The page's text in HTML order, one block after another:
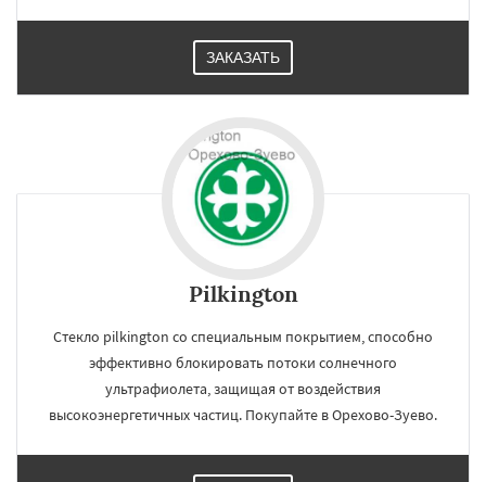
×
ЗАКАЗАТЬ
Pilkington
Стекло pilkington со специальным покрытием, способно
эффективно блокировать потоки солнечного
ультрафиолета, защищая от воздействия
высокоэнергетичных частиц. Покупайте в Орехово-Зуево.
×